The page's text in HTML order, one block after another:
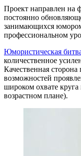
Проект направлен на
постоянно
занимающихся
профессиональном
Юмористическая
количественное
Качественная
возможностей
широком охвате
возрастном плане).